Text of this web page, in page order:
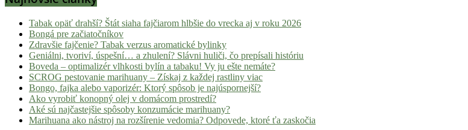
Tabak opäť drahší? Štát siaha fajčiarom hlbšie do vrecka aj v roku 2026
Bongá pre začiatočníkov
Zdravšie fajčenie? Tabak verzus aromatické bylinky
Geniálni, tvoriví, úspešní… a zhulení? Slávni huliči, čo prepísali históriu
Boveda – optimalizér vlhkosti bylín a tabaku! Vy ju ešte nemáte?
SCROG pestovanie marihuany – Získaj z každej rastliny viac
Bongo, fajka alebo vaporizér: Ktorý spôsob je najúspornejší?
Ako vyrobiť konopný olej v domácom prostredí?
Aké sú najčastejšie spôsoby konzumácie marihuany?
Marihuana ako nástroj na rozšírenie vedomia? Odpovede, ktoré ťa zaskočia